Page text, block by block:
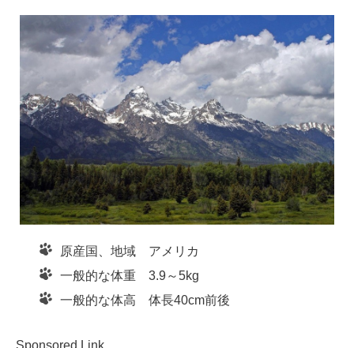
b
o
o
k
a
原産国、地域 アメリカ
一般的な体重 3.9～5kg
一般的な体高 体長40cm前後
Sponsored Link